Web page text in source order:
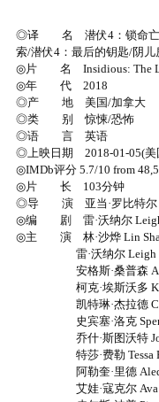
◎译 名 潜伏4：锁命亡灵
索/潜伏4：最后的钥匙/阴儿
◎片 名 Insidious: The
◎年 代 2018
◎产 地 美国/加拿大
◎类 别 惊悚/恐怖
◎语 言 英语
◎上映日期 2018-01-05(美
◎IMDb评分 5.7/10 from
◎片 长 103分钟
◎导 演 亚当·罗比特尔
◎编 剧 雷·沃纳尔 Leigh
◎主 演 林·沙烨 Lin
雷·沃纳尔 Leigh
安格斯·桑普森
柯克·埃斯沃多 Kirk
凯特琳·杰拉德
史宾塞·洛克
乔什·斯图沃特 Josh
特莎·费勒 Tessa
阿勒奎·里德
艾娃·寇克尔 Ava